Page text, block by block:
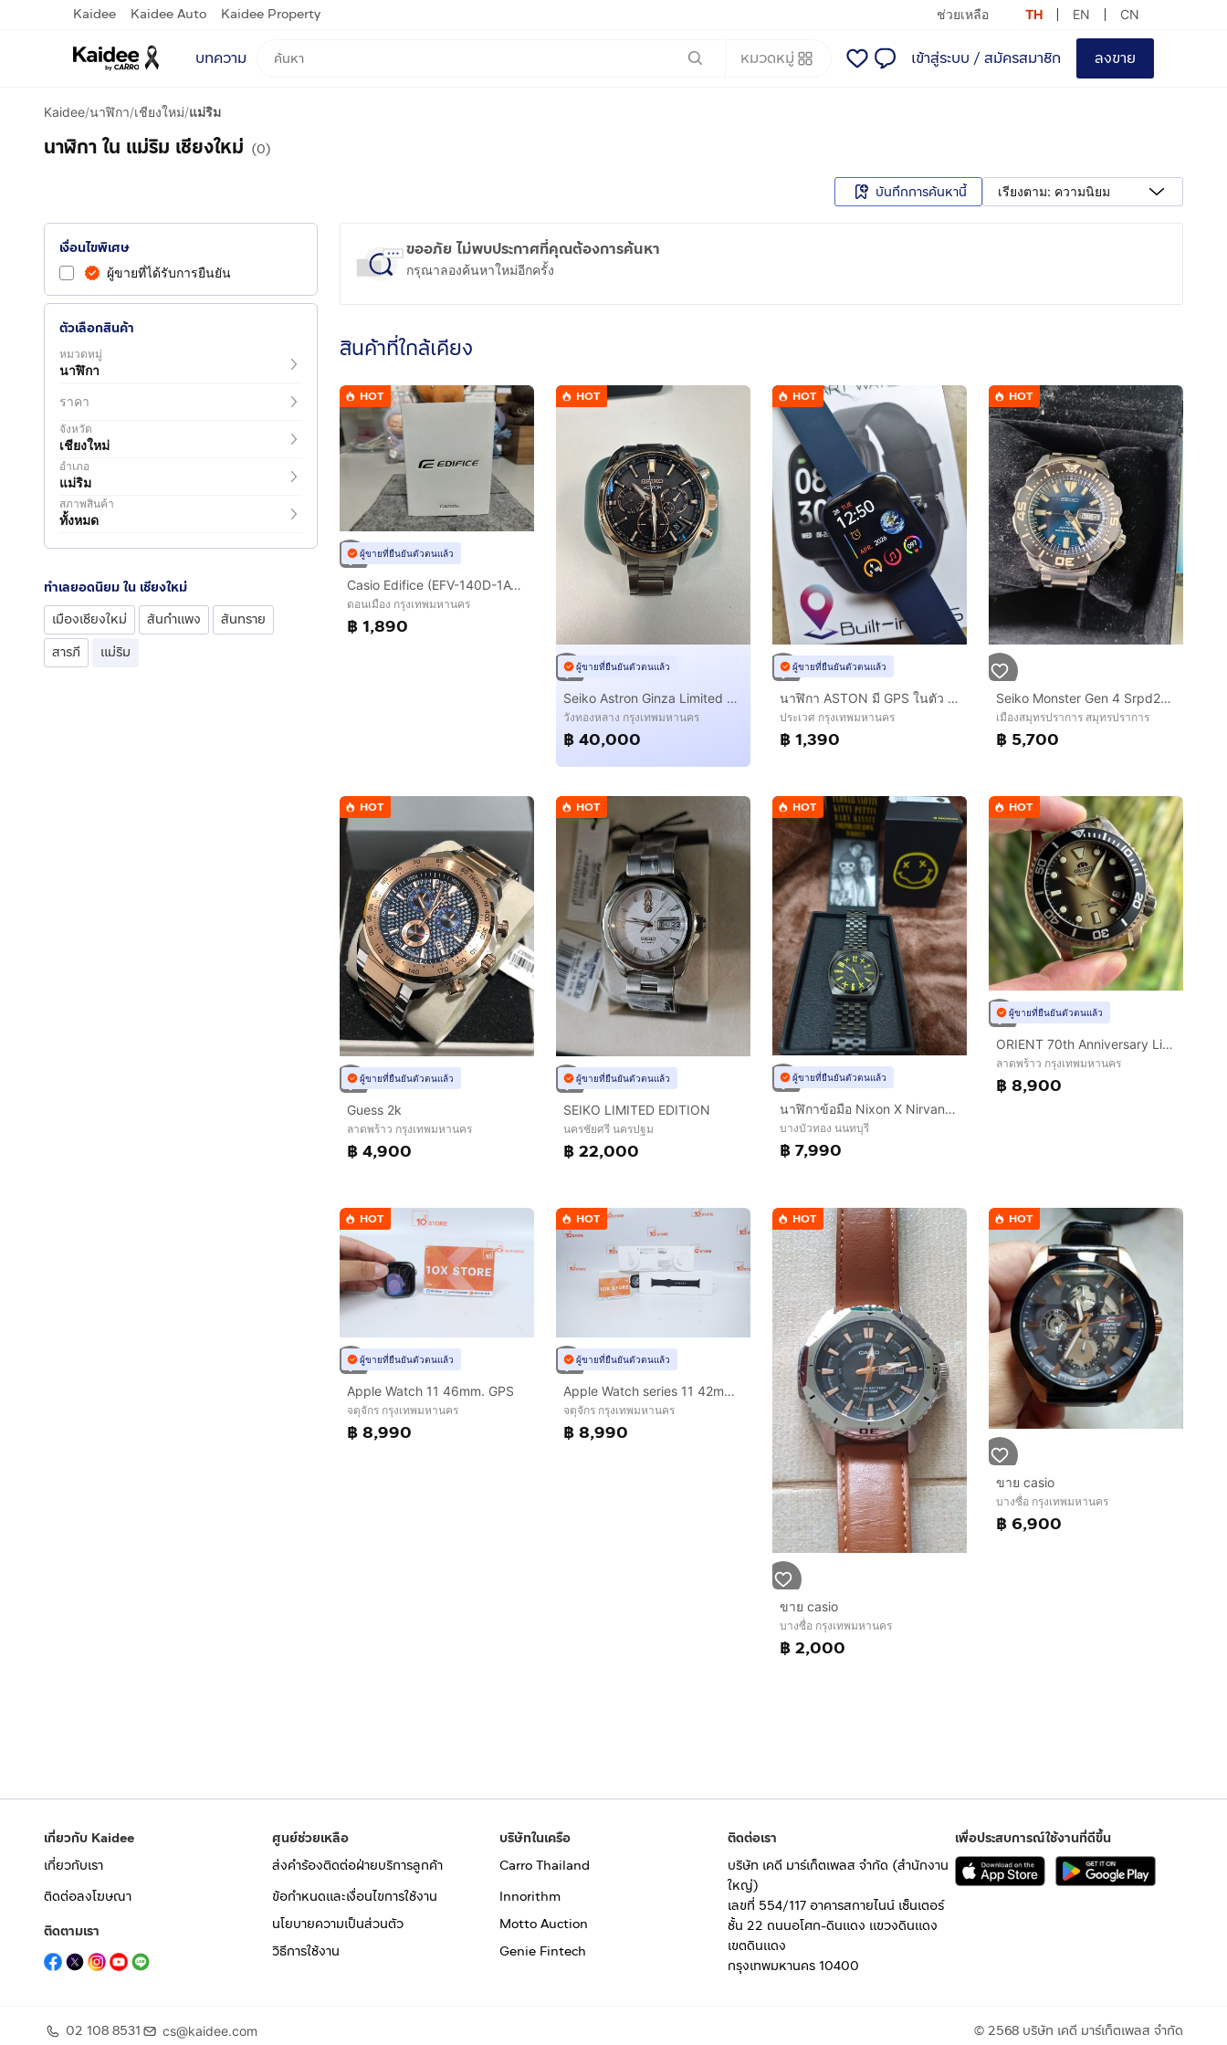
Kaidee Kaidee Auto Kaidee Property ช่วยเหลือ TH EN CN
บทความ หมวดหมู่ เข้าสู่ระบบ / สมัครสมาชิก ลงขาย
Kaidee/นาฬิกา/เชียงใหม่/แม่ริม
นาฬิกา ใน แม่ริม เชียงใหม่ (0)
บันทึกการค้นหานี้ เรียงตาม: ความนิยม
เงื่อนไขพิเศษ
ผู้ขายที่ได้รับการยืนยัน
ตัวเลือกสินค้า
หมวดหมู่
นาฬิกา
ราคา
จังหวัด
เชียงใหม่
อำเภอ
แม่ริม
สภาพสินค้า
ทั้งหมด
ทำเลยอดนิยม ใน เชียงใหม่
เมืองเชียงใหม่
สันกำแพง
สันทราย
สารภี
แม่ริม
ขออภัย ไม่พบประกาศที่คุณต้องการค้นหา
กรุณาลองค้นหาใหม่อีกครั้ง
สินค้าที่ใกล้เคียง
HOT
ผู้ขายที่ยืนยันตัวตนแล้ว
Casio Edifice (EFV-140D-1AVUDF)
ดอนเมือง กรุงเทพมหานคร
฿ 1,890
HOT
ผู้ขายที่ยืนยันตัวตนแล้ว
Seiko Astron Ginza Limited 500 unit
วังทองหลาง กรุงเทพมหานคร
฿ 40,000
HOT
ผู้ขายที่ยืนยันตัวตนแล้ว
นาฬิกา ASTON มี GPS ในตัว สภาพใหม่
ประเวศ กรุงเทพมหานคร
฿ 1,390
HOT
Seiko Monster Gen 4 Srpd25k1
เมืองสมุทรปราการ สมุทรปราการ
฿ 5,700
HOT
ผู้ขายที่ยืนยันตัวตนแล้ว
Guess 2k
ลาดพร้าว กรุงเทพมหานคร
฿ 4,900
HOT
ผู้ขายที่ยืนยันตัวตนแล้ว
SEIKO LIMITED EDITION
นครชัยศรี นครปฐม
฿ 22,000
HOT
ผู้ขายที่ยืนยันตัวตนแล้ว
นาฬิกาข้อมือ Nixon X Nirvana Time Teller (Limited Edition)
บางบัวทอง นนทบุรี
฿ 7,990
HOT
ผู้ขายที่ยืนยันตัวตนแล้ว
ORIENT 70th Anniversary Limited Edition
ลาดพร้าว กรุงเทพมหานคร
฿ 8,900
HOT
ผู้ขายที่ยืนยันตัวตนแล้ว
Apple Watch 11 46mm. GPS
จตุจักร กรุงเทพมหานคร
฿ 8,990
HOT
ผู้ขายที่ยืนยันตัวตนแล้ว
Apple Watch series 11 42mm GPS มือ 1
จตุจักร กรุงเทพมหานคร
฿ 8,990
HOT
ขาย casio
บางซื่อ กรุงเทพมหานคร
฿ 2,000
HOT
ขาย casio
บางซื่อ กรุงเทพมหานคร
฿ 6,900
เกี่ยวกับ Kaidee
เกี่ยวกับเรา
ติดต่อลงโฆษณา
ติดตามเรา
ศูนย์ช่วยเหลือ
ส่งคำร้องติดต่อฝ่ายบริการลูกค้า
ข้อกำหนดและเงื่อนไขการใช้งาน
นโยบายความเป็นส่วนตัว
วิธีการใช้งาน
บริษัทในเครือ
Carro Thailand
Innorithm
Motto Auction
Genie Fintech
ติดต่อเรา
บริษัท เคดี มาร์เก็ตเพลส จำกัด (สำนักงาน
ใหญ่)
เลขที่ 554/117 อาคารสกายไนน์ เซ็นเตอร์
ชั้น 22 ถนนอโศก-ดินแดง แขวงดินแดง
เขตดินแดง
กรุงเทพมหานคร 10400
เพื่อประสบการณ์ใช้งานที่ดีขึ้น
02 108 8531 cs@kaidee.com © 2568 บริษัท เคดี มาร์เก็ตเพลส จำกัด